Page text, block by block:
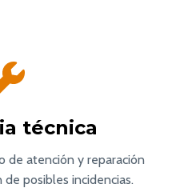
técnica
de atención y reparación
de posibles incidencias.